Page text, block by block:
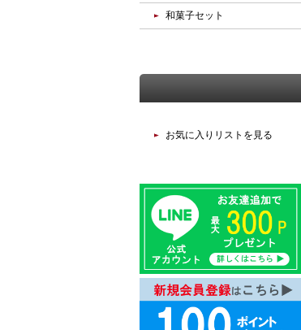
和菓子セット
お気に入りリストを見る